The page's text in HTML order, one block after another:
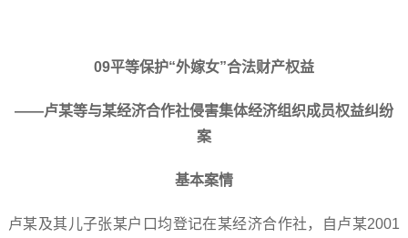
09平等保护“外嫁女”合法财产权益
——卢某等与某经济合作社侵害集体经济组织成员权益纠纷
案
基本案情
卢某及其儿子张某户口均登记在某经济合作社，自卢某2001